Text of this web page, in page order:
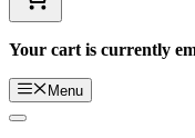
Your cart is currently
Menu